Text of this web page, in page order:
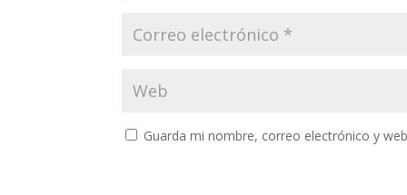
Guarda mi nombre, correo electrónico y